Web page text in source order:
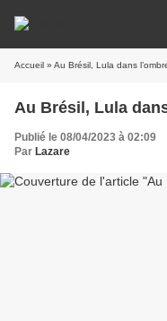
Accueil » Au Brésil, Lula dans
Au Brésil, Lula
Publié le 08/04/2023 à 02:09
Par Lazare